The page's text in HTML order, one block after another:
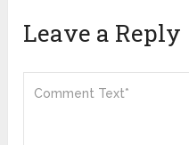
Leave a Reply